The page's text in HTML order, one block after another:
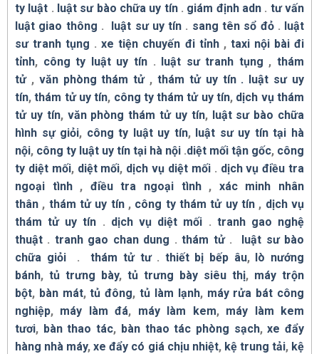
ty luật . luật sư bào chữa uy tín. giám định adn . tư vấn
luật giao thông . luật sư uy tín . sang tên sổ đỏ. luật
sư tranh tụng .xe tiện chuyến đi tỉnh, taxi nội bài đi
tỉnh, công ty luật uy tín. luật sư tranh tụng ,thám
tử, văn phòng thám tử,thám tử uy tín . luật sư uy
tín,thám tử uy tín, công ty thám tử uy tín, dịch vụ thám
tử uy tín, văn phòng thám tử uy tín, luật sư bào chữa
hình sự giỏi, công ty luật uy tín, luật sư uy tín tại hà
nội, công ty luật uy tín tại hà nội .diệt mối tận gốc, công
ty diệt mối, diệt mối, dịch vụ diệt mối . dịch vụ điều tra
ngoại tình, điều tra ngoại tình, xác minh nhân
thân , thám tử uy tín, công ty thám tử uy tín , dịch vụ
thám tử uy tín . dịch vụ diệt mối . tranh gao nghệ
thuật . tranh gao chan dung .thám tử. luật sư bào
chữa giỏi.thám tử tư. thiết bị bếp âu, lò nướng
bánh, tủ trưng bày, tủ trưng bày siêu thị, máy trộn
bột, bàn mát,tủ đông,tủ làm lạnh, máy rửa bát công
nghiệp, máy làm đá, máy làm kem, máy làm kem
tươi, bàn thao tác, bàn thao tác phòng sạch,xe đẩy
hàng nhà máy,xe đẩy có giá chịu nhiệt, kệ trung tải, kệ